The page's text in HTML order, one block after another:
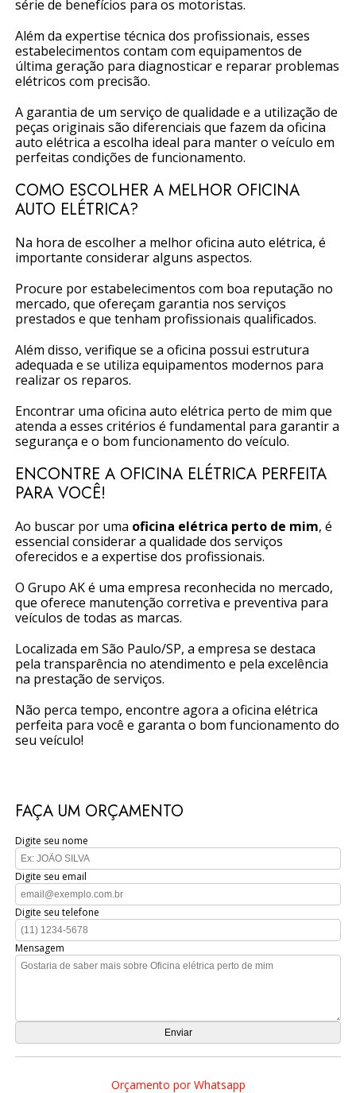
série de benefícios para os motoristas.
Além da expertise técnica dos profissionais, esses
estabelecimentos contam com equipamentos de
última geração para diagnosticar e reparar problemas
elétricos com precisão.
A garantia de um serviço de qualidade e a utilização de
peças originais são diferenciais que fazem da oficina
auto elétrica a escolha ideal para manter o veículo em
perfeitas condições de funcionamento.
COMO ESCOLHER A MELHOR OFICINA
AUTO ELÉTRICA?
Na hora de escolher a melhor oficina auto elétrica, é
importante considerar alguns aspectos.
Procure por estabelecimentos com boa reputação no
mercado, que ofereçam garantia nos serviços
prestados e que tenham profissionais qualificados.
Além disso, verifique se a oficina possui estrutura
adequada e se utiliza equipamentos modernos para
realizar os reparos.
Encontrar uma oficina auto elétrica perto de mim que
atenda a esses critérios é fundamental para garantir a
segurança e o bom funcionamento do veículo.
ENCONTRE A OFICINA ELÉTRICA PERFEITA
PARA VOCÊ!
Ao buscar por uma oficina elétrica perto de mim, é
essencial considerar a qualidade dos serviços
oferecidos e a expertise dos profissionais.
O Grupo AK é uma empresa reconhecida no mercado,
que oferece manutenção corretiva e preventiva para
veículos de todas as marcas.
Localizada em São Paulo/SP, a empresa se destaca
pela transparência no atendimento e pela excelência
na prestação de serviços.
Não perca tempo, encontre agora a oficina elétrica
perfeita para você e garanta o bom funcionamento do
seu veículo!
FAÇA UM ORÇAMENTO
Digite seu nome
Digite seu email
Digite seu telefone
Mensagem
Orçamento por Whatsapp